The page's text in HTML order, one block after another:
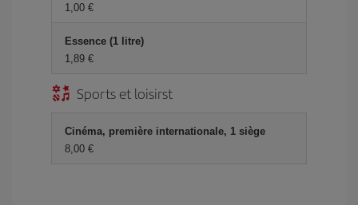
1,00 €
Essence (1 litre)
1,89 €
Sports et loisirst
Cinéma, première internationale, 1 siège
8,00 €